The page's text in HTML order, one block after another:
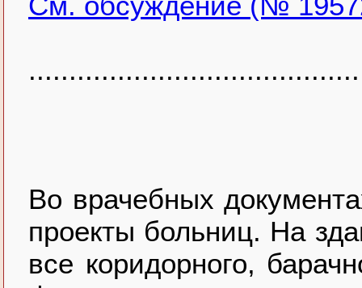
Во врачебных
проекты больниц. На
все коридорного,